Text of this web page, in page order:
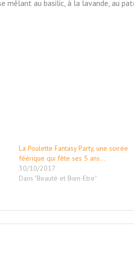
mêlant au basilic, à la lavande, au
La Poulette Fantasy Party, une soirée
féérique qui fête ses 5 ans…
30/10/2017
Dans "Beauté et Bien-Etre"